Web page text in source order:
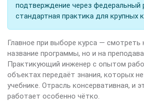
подтверждение через федеральный
стандартная практика для крупных
Главное при выборе курса — смотреть
название программы, но и на
Практикующий инженер с опытом
объектах передаёт знания, которых
учебнике. Отрасль консервативная, и
работает особенно чётко.